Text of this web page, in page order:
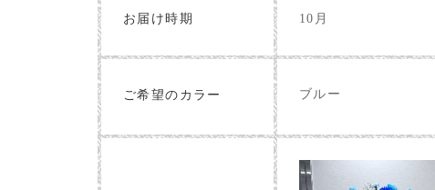
お届け時期 10月
ご希望のカラー ブルー